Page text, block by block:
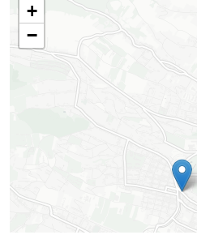
+
−